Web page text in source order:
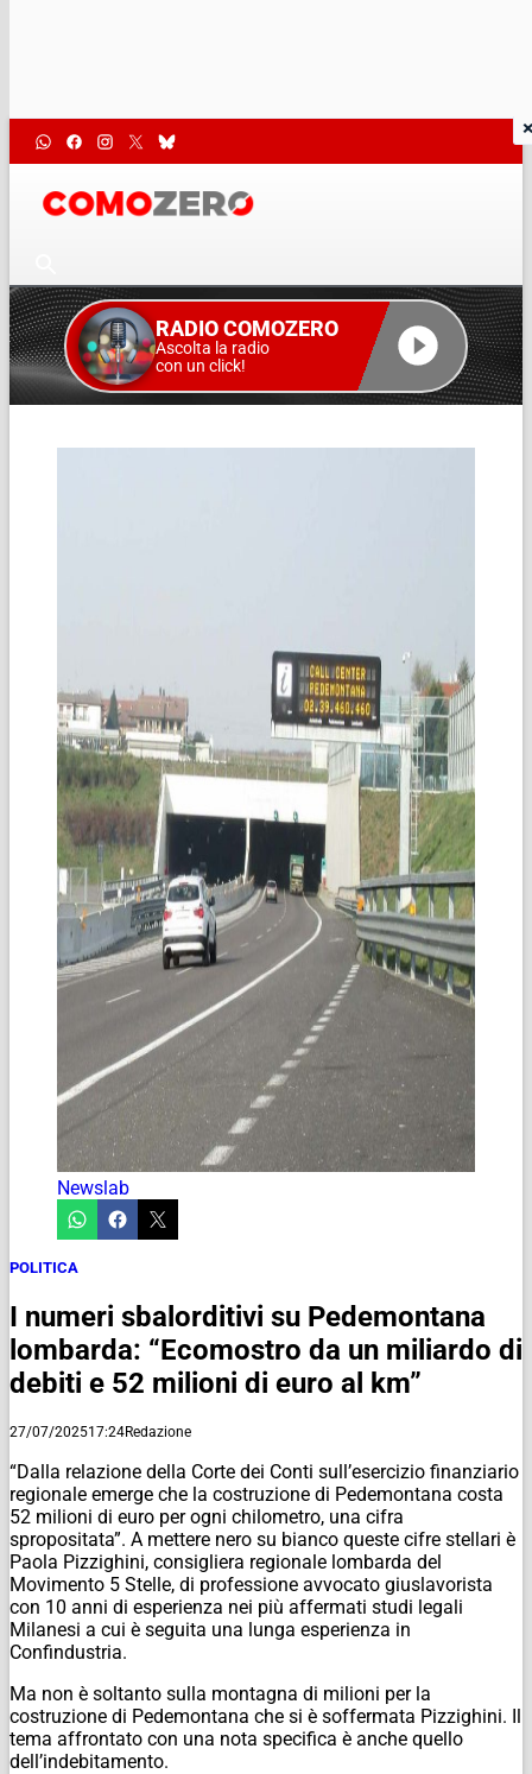
RADIO COMOZERO
Ascolta la radio
con un click!
Newslab
POLITICA
I numeri sbalorditivi su Pedemontana
lombarda: “Ecomostro da un miliardo di
debiti e 52 milioni di euro al km”
27/07/202517:24Redazione
“Dalla relazione della Corte dei Conti sull’esercizio finanziario
regionale emerge che la costruzione di Pedemontana costa
52 milioni di euro per ogni chilometro, una cifra
spropositata”. A mettere nero su bianco queste cifre stellari è
Paola Pizzighini, consigliera regionale lombarda del
Movimento 5 Stelle, di professione avvocato giuslavorista
con 10 anni di esperienza nei più affermati studi legali
Milanesi a cui è seguita una lunga esperienza in
Confindustria.
Ma non è soltanto sulla montagna di milioni per la
costruzione di Pedemontana che si è soffermata Pizzighini. Il
tema affrontato con una nota specifica è anche quello
dell’indebitamento.